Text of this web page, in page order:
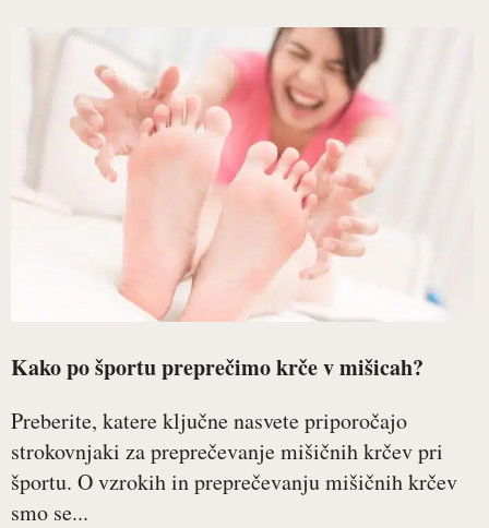
Kako po športu preprečimo krče v mišicah?
Preberite, katere ključne nasvete priporočajo
strokovnjaki za preprečevanje mišičnih krčev pri
športu. O vzrokih in preprečevanju mišičnih krčev
smo se...